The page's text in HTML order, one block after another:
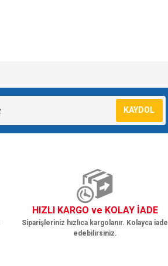
KAYDOL
HIZLI KARGO ve KOLAY İADE
Siparişleriniz hızlıca kargolanır. Kolayca iade
edebilirsiniz.